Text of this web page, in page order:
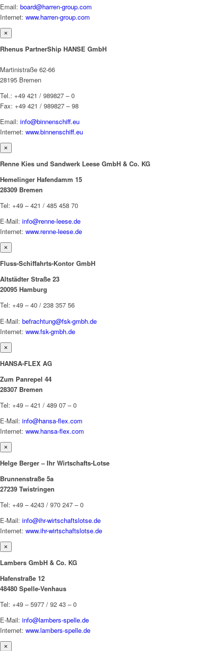
Email: board@harren-group.com
Internet: www.harren-group.com
×
Rhenus PartnerShip HANSE GmbH
Martinistraße 62-66
28195 Bremen
Tel.: +49 421 / 989827 – 0
Fax: +49 421 / 989827 – 98
Email: info@binnenschiff.eu
Internet: www.binnenschiff.eu
×
Renne Kies und Sandwerk Leese GmbH & Co. KG
Hemelinger Hafendamm 15
28309 Bremen
Tel: +49 – 421 / 485 458 70
E-Mail: info@renne-leese.de
Internet: www.renne-leese.de
×
Fluss-Schiffahrts-Kontor GmbH
Altstädter Straße 23
20095 Hamburg
Tel: +49 – 40 / 238 357 56
E-Mail: befrachtung@fsk-gmbh.de
Internet: www.fsk-gmbh.de
×
HANSA-FLEX AG
Zum Panrepel 44
28307 Bremen
Tel: +49 – 421 / 489 07 – 0
E-Mail: info@hansa-flex.com
Internet: www.hansa-flex.com
×
Helge Berger – Ihr Wirtschafts-Lotse
Brunnenstraße 5a
27239 Twistringen
Tel: +49 – 4243 / 970 247 – 0
E-Mail: info@ihr-wirtschaftslotse.de
Internet: www.ihr-wirtschaftslotse.de
×
Lambers GmbH & Co. KG
Hafenstraße 12
48480 Spelle-Venhaus
Tel: +49 – 5977 / 92 43 – 0
E-Mail: info@lambers-spelle.de
Internet: www.lambers-spelle.de
×